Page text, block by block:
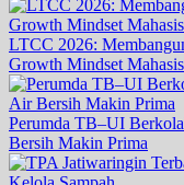
LTCC 2026:
Growth Mindset
Perumda TB–UI
Bersih Makin Prima